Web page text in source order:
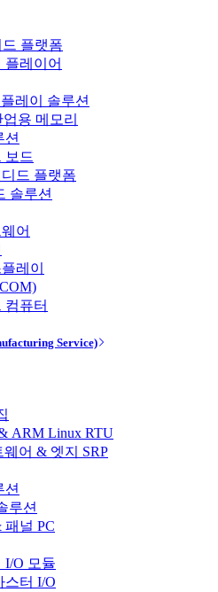
플랫폼
플레이어
레이 솔루션
용 메모리
션
보드
드 플랫폼
솔루션
어
레이
컴퓨터
Service)
ARM Linux RTU
웨어 & 엣지 SRP
션
루션
널 PC
I/O 모듈
스터 I/O